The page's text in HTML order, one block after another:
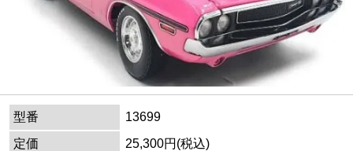
型番
13699
定価
25,300円(税込)